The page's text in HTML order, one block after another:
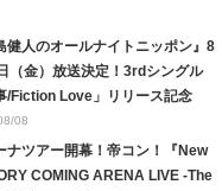
健人のオールナイトニッポン』8
（金）放送決定！3rdシングル
/Fiction Love」リリース記念
08
ナツアー開幕！帝コン！『New
COMING ARENA LIVE -The